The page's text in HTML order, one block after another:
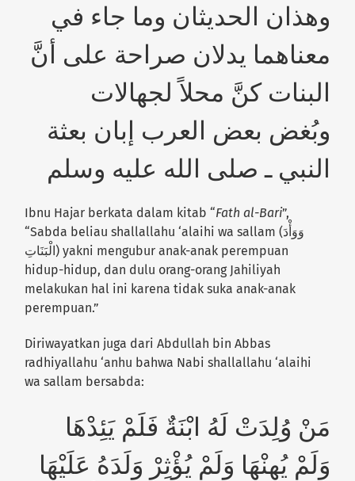
وهذان الحديثان وما جاء في
معناهما يدلان صراحة على أنَّ
البنات كنَّ محلاً لجهالات
وبُغض بعض العرب إبان بعثة
النبي ـ صلى الله عليه وسلم
Ibnu Hajar berkata dalam kitab “Fath al-Bari”,
“Sabda beliau shallallahu ‘alaihi wa sallam (وَوَأْدَ
الْبَنَاتِ) yakni mengubur anak-anak perempuan
hidup-hidup, dan dulu orang-orang Jahiliyah
melakukan hal ini karena tidak suka anak-anak
perempuan.”
Diriwayatkan juga dari Abdullah bin Abbas
radhiyallahu ‘anhu bahwa Nabi shallallahu ‘alaihi
wa sallam bersabda:
وَلَمْ يُهِنْهَا وَلَمْ يُؤْثِرْ وَلَدَهُ عَلَيْهَا